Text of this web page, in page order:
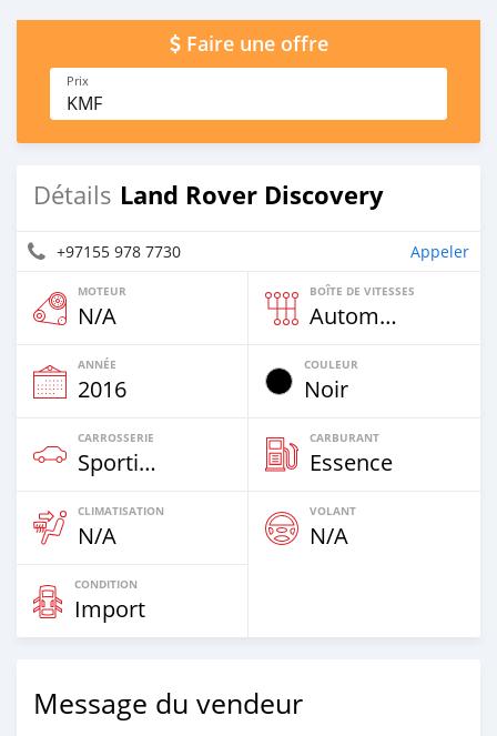
Faire une offre
Prix
KMF
Détails Land Rover Discovery
+97155 978 7730 Appeler
MOTEUR
N/A
BOÎTE DE VITESSES
Automatique
ANNÉE
2016
COULEUR
Noir
CARROSSERIE
Sportive‒Coupé
CARBURANT
Essence
CLIMATISATION
N/A
VOLANT
N/A
CONDITION
Import
Message du vendeur